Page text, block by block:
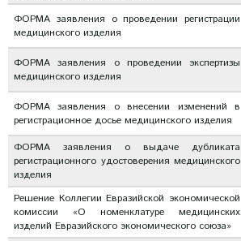
ФОРМА заявления о проведении регистрации
медицинского изделия
ФОРМА заявления о проведении экспертизы
медицинского изделия
ФОРМА заявления о внесении изменений в
регистрационное досье медицинского изделия
ФОРМА заявления о выдаче дубликата
регистрационного удостоверения медицинского
изделия
Решение Коллегии Евразийской экономической
комиссии «О номенклатуре медицинских
изделий Евразийского экономического союза»